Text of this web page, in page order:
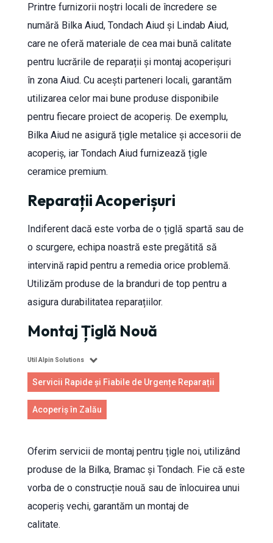
Printre furnizorii noștri locali de încredere se
numără Bilka Aiud, Tondach Aiud și Lindab Aiud,
care ne oferă materiale de cea mai bună calitate
pentru lucrările de reparații și montaj acoperișuri
în zona Aiud. Cu acești parteneri locali, garantăm
utilizarea celor mai bune produse disponibile
pentru fiecare proiect de acoperiș. De exemplu,
Bilka Aiud ne asigură țigle metalice și accesorii de
acoperiș, iar Tondach Aiud furnizează țigle
ceramice premium.
Reparații Acoperișuri
Indiferent dacă este vorba de o țiglă spartă sau de
o scurgere, echipa noastră este pregătită să
intervină rapid pentru a remedia orice problemă.
Utilizăm produse de la branduri de top pentru a
asigura durabilitatea reparațiilor.
Montaj Țiglă Nouă
Util Alpin Solutions
Servicii Rapide și Fiabile de Urgențe Reparații
Acoperiș în Zalău
Oferim servicii de montaj pentru țigle noi, utilizând
produse de la Bilka, Bramac și Tondach. Fie că este
vorba de o construcție nouă sau de înlocuirea unui
acoperiș vechi, garantăm un montaj de
calitate.